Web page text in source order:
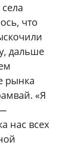
что
дальше
рынка
«Я
нас всех